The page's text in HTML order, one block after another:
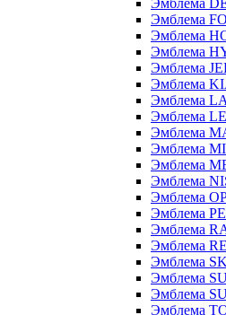
Эмблема
Эмблема
Эмблема
Эмблема
Эмблема
Эмблема
Эмблема
Эмблема
Эмблема
Эмблема
Эмблема
Эмблема
Эмблема
Эмблема
Эмблема
Эмблема
Эмблема
Эмблема
Эмблема
Эмблема